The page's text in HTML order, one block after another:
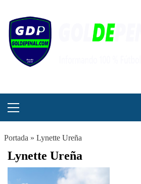
contenido
principal
Portada » Lynette Ureña
Lynette Ureña